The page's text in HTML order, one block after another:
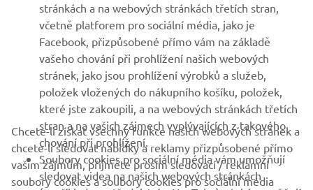
PODPORA
ZPRAVODAJ
Získejte jako první informace o nejnovějších nabídkách,
speciálních akcích, nových verzích a mnoho dalšího
PŘIHLÁSIT SE K ODBĚRU
stránkách a na webových stránkách třetích stran,
včetně platforem pro sociální média, jako je
Facebook, přizpůsobené přímo vám na základě
vašeho chování při prohlížení našich webových
stránek, jako jsou prohlížení výrobků a služeb,
položek vložených do nákupního košíku, položek,
které jste zakoupili, a na webových stránkách třetích
stran a na vašich zájmech vyplývajících z takového
chování při prohlížení.
Soubory cookies pro sociální média vám umožňují
sledovat videa na našich webových stránkách
Chcete-li získat všechny funkce našich webových stránek a
chcete-li sledovat nabídky a reklamy přizpůsobené přímo
vašim zájmům, přijměte prosím sledovací / reklamní
soubory cookies a soubory cookies pro sociální média